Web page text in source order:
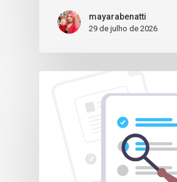
mayarabenatti
29 de julho de 2026